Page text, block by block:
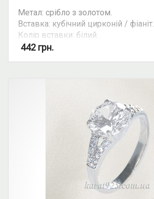
Метал: срібло з золотом.
Вставка: кубічний цирконій / фіаніт.
Колір вставки: білий.
Вид: з 1 камінням, круглий камінь.
442 грн.